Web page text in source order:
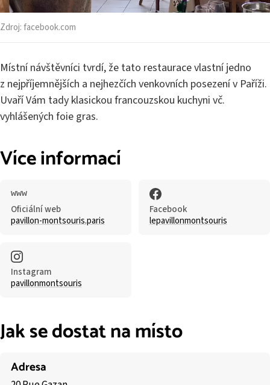
Zdroj:facebook.com
Místní návštěvníci tvrdí, že tato restaurace vlastní jedno
z nejpříjemnějších a nejhezčích venkovních posezení v Paříži.
Uvaří Vám tady klasickou francouzskou kuchyni vč.
vyhlášených foie gras.
Více informací
Oficiální web
pavillon-montsouris.paris
Facebook
lepavillonmontsouris
Instagram
pavillonmontsouris
Jak se dostat na místo
Adresa